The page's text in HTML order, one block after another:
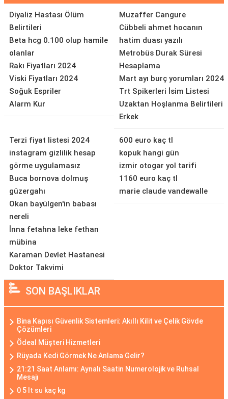
Diyaliz Hastası Ölüm
Belirtileri
Beta hcg 0.100 olup hamile
olanlar
Rakı Fiyatları 2024
Viski Fiyatları 2024
Soğuk Espriler
Alarm Kur
Muzaffer Cangure
Cübbeli ahmet hocanın
hatim duası yazılı
Metrobüs Durak Süresi
Hesaplama
Mart ayı burç yorumları 2024
Trt Spikerleri İsim Listesi
Uzaktan Hoşlanma Belirtileri
Erkek
Terzi fiyat listesi 2024
instagram gizlilik hesap
görme uygulamasız
Buca bornova dolmuş
güzergahı
Okan bayülgen'in babası
nereli
İnna fetahna leke fethan
mübina
Karaman Devlet Hastanesi
Doktor Takvimi
600 euro kaç tl
kopuk hangi gün
izmir otogar yol tarifi
1160 euro kaç tl
marie claude vandewalle
SON BAŞLIKLAR
Bina Kapısı Güvenlik Sistemleri: Akıllı Kilit ve Çelik Gövde
Çözümleri
Ödeal Müşteri Hizmetleri
Rüyada Kedi Görmek Ne Anlama Gelir?
21:21 Saat Anlamı: Aynalı Saatin Numerolojik ve Ruhsal
Mesajı
0 5 lt su kaç kg